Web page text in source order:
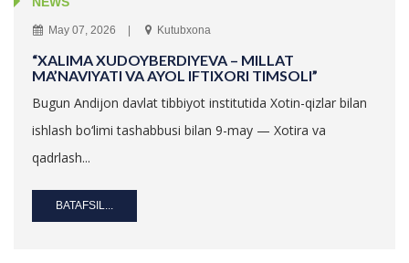
May 07, 2026 Kutubxona
“XALIMA XUDOYBERDIYEVA – MILLAT
MA’NAVIYATI VA AYOL IFTIXORI TIMSOLI”
Bugun Andijon davlat tibbiyot institutida Xotin-qizlar bilan
ishlash bo‘limi tashabbusi bilan 9-may — Xotira va
qadrlash...
BATAFSIL...